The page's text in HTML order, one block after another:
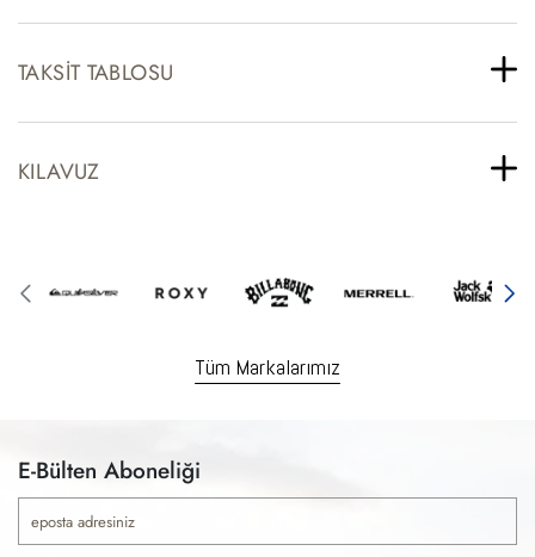
TAKSIT TABLOSU
KILAVUZ
Tüm Markalarımız
E-Bülten Aboneliği